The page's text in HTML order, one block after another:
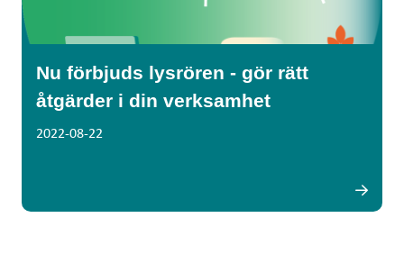
Nu förbjuds lysrören - gör rätt
åtgärder i din verksamhet
2022-08-22